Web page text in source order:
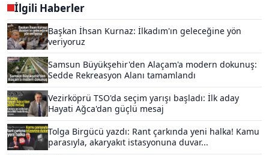
İlgili Haberler
Başkan İhsan Kurnaz: İlkadım'ın geleceğine yön
veriyoruz
Samsun Büyükşehir'den Alaçam'a modern dokunuş:
Sedde Rekreasyon Alanı tamamlandı
Vezirköprü TSO'da seçim yarışı başladı: İlk aday
Hayati Ağca'dan güçlü mesaj
Tolga Birgücü yazdı: Rant çarkında yeni halka! Kamu
parasıyla, akaryakıt istasyonuna duvar...